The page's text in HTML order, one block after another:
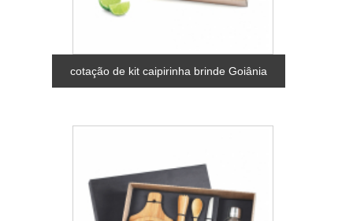
cotação de kit caipirinha brinde Goiânia